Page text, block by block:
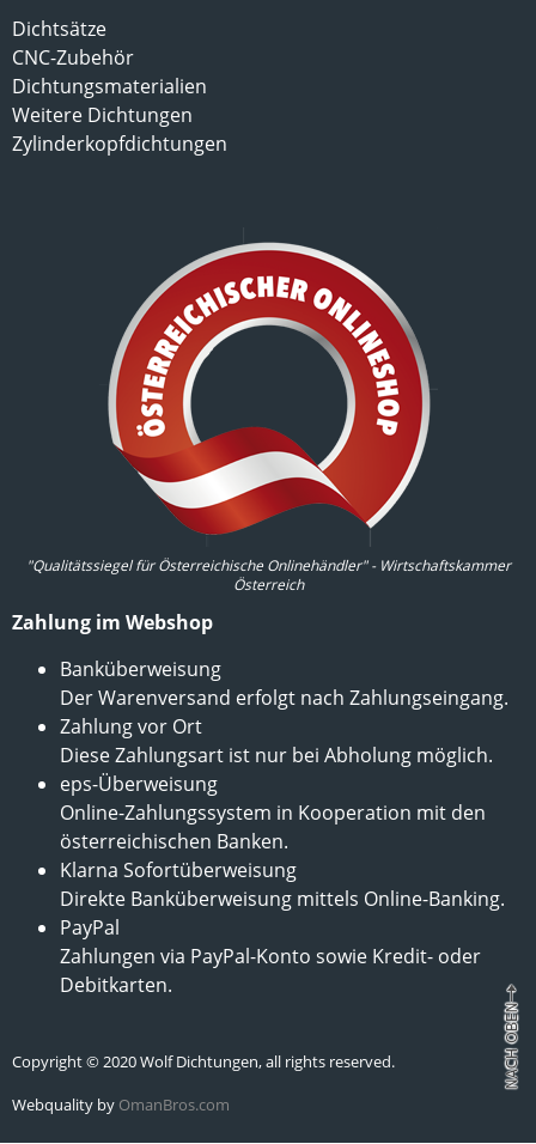
Dichtsätze
CNC-Zubehör
Dichtungsmaterialien
Weitere Dichtungen
Zylinderkopfdichtungen
"Qualitätssiegel für Österreichische Onlinehändler" - Wirtschaftskammer
Österreich
Zahlung im Webshop
Banküberweisung
Der Warenversand erfolgt nach Zahlungseingang.
Zahlung vor Ort
Diese Zahlungsart ist nur bei Abholung möglich.
eps-Überweisung
Online-Zahlungssystem in Kooperation mit den
österreichischen Banken.
Klarna Sofortüberweisung
Direkte Banküberweisung mittels Online-Banking.
PayPal
Zahlungen via PayPal-Konto sowie Kredit- oder
Debitkarten.
Copyright © 2020 Wolf Dichtungen, all rights reserved.
Webquality by OmanBros.com